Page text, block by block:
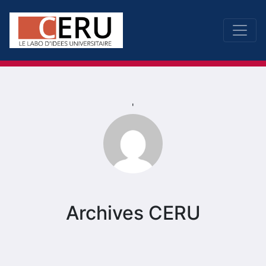
'
Archives CERU